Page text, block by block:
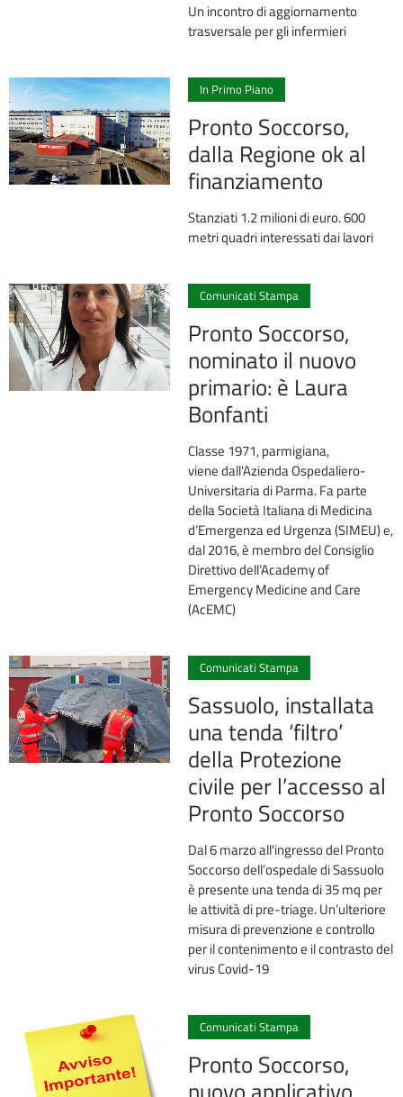
Un incontro di aggiornamento
trasversale per gli infermieri
In Primo Piano
Pronto Soccorso,
dalla Regione ok al
finanziamento
Stanziati 1.2 milioni di euro. 600
metri quadri interessati dai lavori
Comunicati Stampa
Pronto Soccorso,
nominato il nuovo
primario: è Laura
Bonfanti
Classe 1971, parmigiana,
viene dall'Azienda Ospedaliero-
Universitaria di Parma. Fa parte
della Società Italiana di Medicina
d’Emergenza ed Urgenza (SIMEU) e,
dal 2016, è membro del Consiglio
Direttivo dell’Academy of
Emergency Medicine and Care
(AcEMC)
Comunicati Stampa
Sassuolo, installata
una tenda ‘filtro’
della Protezione
civile per l’accesso al
Pronto Soccorso
Dal 6 marzo all'ingresso del Pronto
Soccorso dell’ospedale di Sassuolo
è presente una tenda di 35 mq per
le attività di pre-triage. Un’ulteriore
misura di prevenzione e controllo
per il contenimento e il contrasto del
virus Covid-19
Comunicati Stampa
Pronto Soccorso,